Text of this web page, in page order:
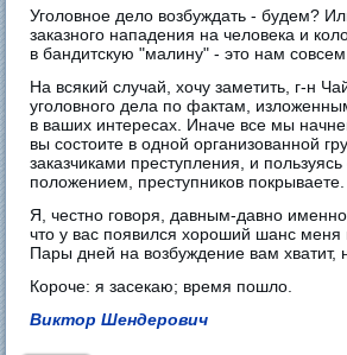
Уголовное дело возбуждать - будем?
заказного нападения на человека и
в бандитскую "малину" - это нам
На всякий случай, хочу заметить, г-н
уголовного дела по фактам,
в ваших интересах. Иначе все мы
вы состоите в одной организованной
заказчиками преступления, и
положением, преступников покрываете.
Я, честно говоря, давным-давно
что у вас появился хороший шанс меня
Пары дней на возбуждение вам хватит,
Короче: я засекаю; время пошло.
Виктор Шендерович